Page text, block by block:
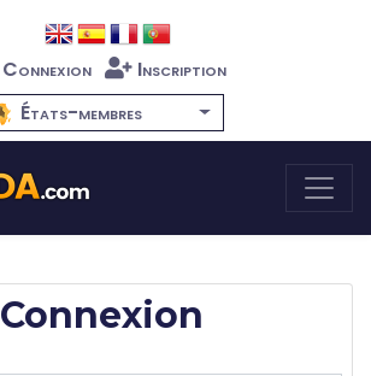
Connexion
Inscription
États-membres
Connexion